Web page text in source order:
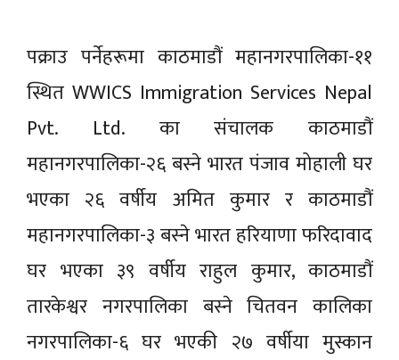
पक्राउ पर्नेहरूमा काठमाडौं महानगरपालिका-११
स्थित WWICS Immigration Services Nepal
Pvt. Ltd. का संचालक काठमाडौं
महानगरपालिका-२६ बस्ने भारत पंजाव मोहाली घर
भएका २६ वर्षीय अमित कुमार र काठमाडौं
महानगरपालिका-३ बस्ने भारत हरियाणा फरिदावाद
घर भएका ३९ वर्षीय राहुल कुमार, काठमाडौं
तारकेश्वर नगरपालिका बस्ने चितवन कालिका
नगरपालिका-६ घर भएकी २७ वर्षीया मुस्कान